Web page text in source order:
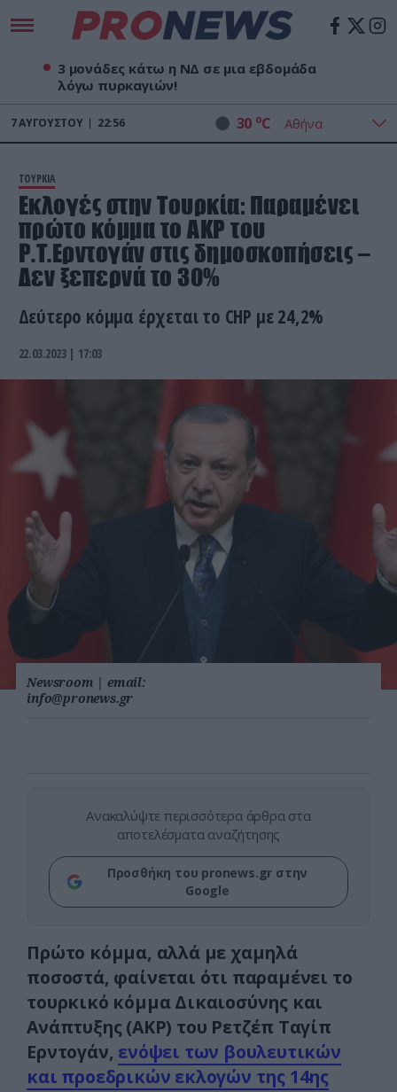
3 μονάδες κάτω η ΝΔ σε μια εβδομάδα
λόγω πυρκαγιών!
7ΑΥΓΟΎΣΤΟΥ 22:56 30 oC
ΤΟΥΡΚΙΑ
Εκλογές στην Τουρκία: Παραμένει
πρώτο κόμμα το AKP του
Ρ.Τ.Ερντογάν στις δημοσκοπήσεις –
Δεν ξεπερνά το 30%
Δεύτερο κόμμα έρχεται το CHP με 24,2%
22.03.2023 | 17:03
Newsroom | email:
info@pronews.gr
Ανακαλύψτε περισσότερα άρθρα στα
αποτελέσματα αναζήτησης
Προσθήκη του pronews.gr στην
Google
Πρώτο κόμμα, αλλά με χαμηλά
ποσοστά, φαίνεται ότι παραμένει το
τουρκικό κόμμα Δικαιοσύνης και
Ανάπτυξης (AKP) του Ρετζέπ Ταγίπ
Ερντογάν, ενόψει των βουλευτικών
και προεδρικών εκλογών της 14ης